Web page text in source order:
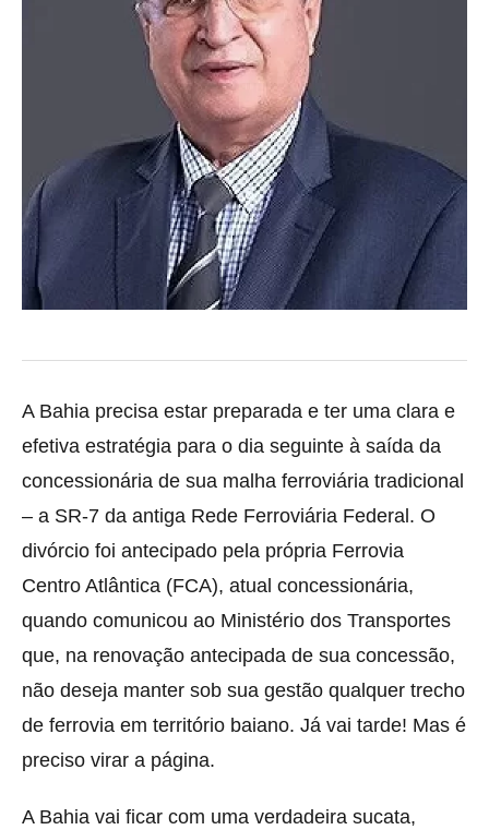
A Bahia precisa estar preparada e ter uma clara e
efetiva estratégia para o dia seguinte à saída da
concessionária de sua malha ferroviária tradicional
– a SR-7 da antiga Rede Ferroviária Federal. O
divórcio foi antecipado pela própria Ferrovia
Centro Atlântica (FCA), atual concessionária,
quando comunicou ao Ministério dos Transportes
que, na renovação antecipada de sua concessão,
não deseja manter sob sua gestão qualquer trecho
de ferrovia em território baiano. Já vai tarde! Mas é
preciso virar a página.
A Bahia vai ficar com uma verdadeira sucata,